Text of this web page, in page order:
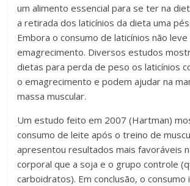
um alimento essencial para se ter na
a retirada dos laticínios da dieta uma
Embora o consumo de laticínios não leve
emagrecimento. Diversos estudos
dietas para perda de peso os laticínios
o emagrecimento e podem ajudar na
massa muscular.
Um estudo feito em 2007 (Hartman)
consumo de leite após o treino de
apresentou resultados mais favoráveis
corporal que a soja e o grupo controle
carboidratos). Em conclusão, o consumo